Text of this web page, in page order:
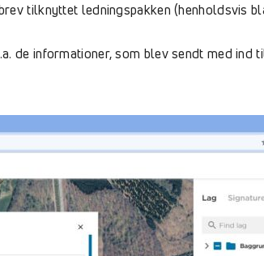
tilknyttet ledningspakken (henholdsvis
de informationer, som blev sendt med